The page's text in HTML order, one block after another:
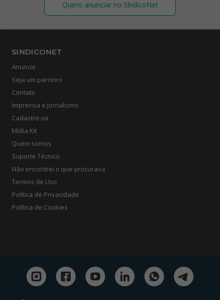
Quero anunciar no SíndicoNet
SINDICONET
Anuncie
Seja um parceiro
Contato
Imprensa e Jornalismo
Cadastre-se
Mídia Kit
Quem somos
Suporte Técnico
Não encontrei o que procurava
Termos de Uso
Política de Privacidade
Política de Cookies